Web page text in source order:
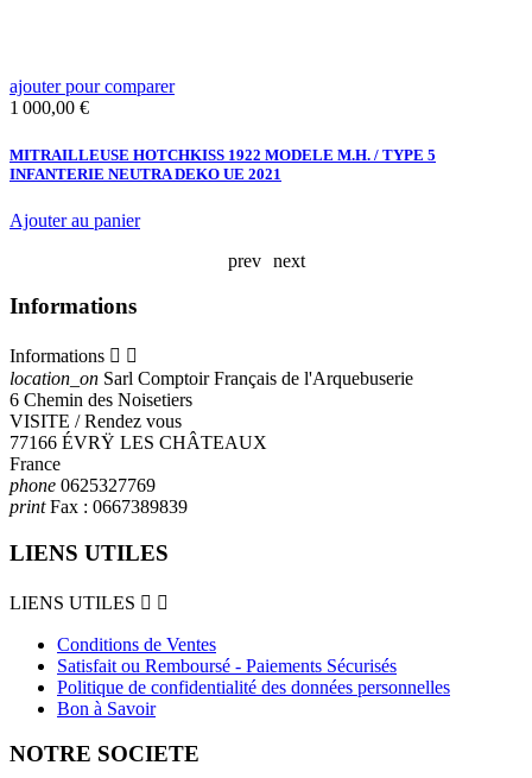
ajouter pour comparer
Prix
1 000,00 €
MITRAILLEUSE HOTCHKISS 1922 MODELE M.H. / TYPE 5
INFANTERIE NEUTRA DEKO UE 2021
Ajouter au panier
prev next
Informations
Informations  
location_on Sarl Comptoir Français de l'Arquebuserie
6 Chemin des Noisetiers
VISITE / Rendez vous
77166 ÉVRŸ LES CHÂTEAUX
France
phone 0625327769
printFax : 0667389839
LIENS UTILES
LIENS UTILES  
Conditions de Ventes
Satisfait ou Remboursé - Paiements Sécurisés
Politique de confidentialité des données personnelles
Bon à Savoir
NOTRE SOCIETE